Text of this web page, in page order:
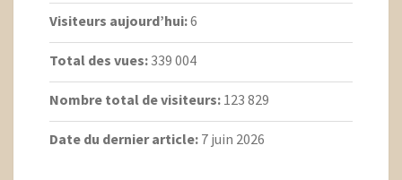
Visiteurs aujourd’hui:6
Total des vues: 339 004
Nombre total de visiteurs: 123 829
Date du dernier article: 7 juin 2026